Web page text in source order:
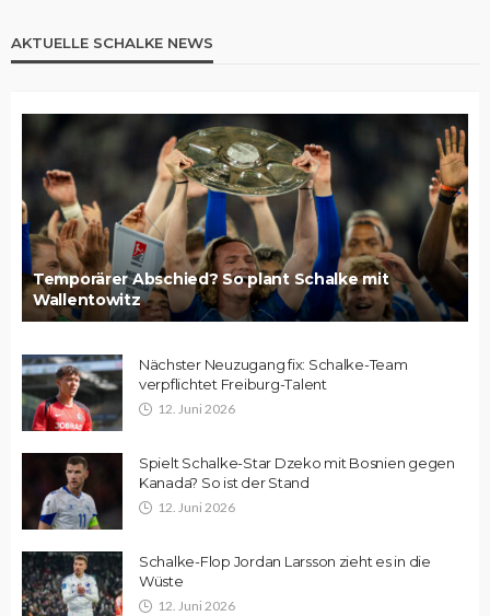
AKTUELLE SCHALKE NEWS
Temporärer Abschied? So plant Schalke mit
Wallentowitz
Nächster Neuzugang fix: Schalke-Team
verpflichtet Freiburg-Talent
12. Juni 2026
Spielt Schalke-Star Dzeko mit Bosnien gegen
Kanada? So ist der Stand
12. Juni 2026
Schalke-Flop Jordan Larsson zieht es in die
Wüste
12. Juni 2026